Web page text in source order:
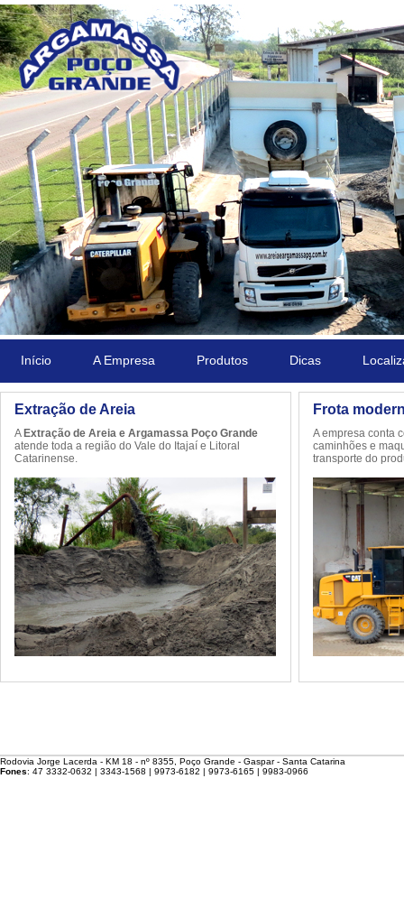
Início A Empresa Produtos Dicas
Extração de Areia
A Extração de Areia e Argamassa Poço Grande
atende toda a região do Vale do Itajaí e Litoral
Catarinense.
Frota
A empresa conta
caminhões e
transporte do
Rodovia Jorge Lacerda - KM 18 - nº 8355, Poço Grande - Gaspar - Santa Catarina
Fones: 47 3332-0632 | 3343-1568 | 9973-6182 | 9973-6165 | 9983-0966